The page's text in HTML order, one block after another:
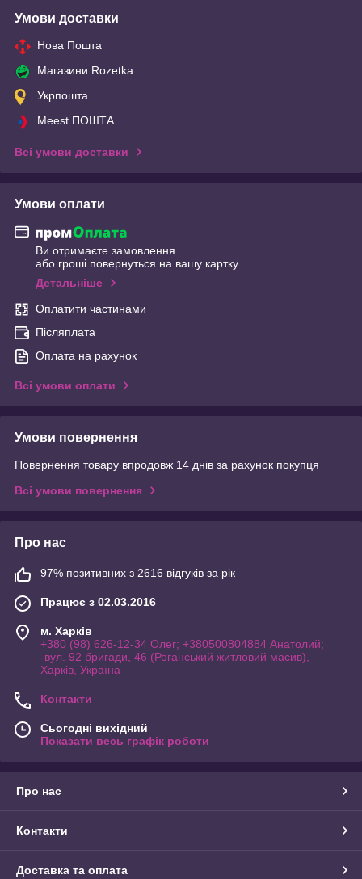
Умови доставки
Нова Пошта
Магазини Rozetka
Укрпошта
Meest ПОШТА
Всі умови доставки
Умови оплати
Ви отримаєте замовлення
або гроші повернуться на вашу картку
Детальніше
Оплатити частинами
Післяплата
Оплата на рахунок
Всі умови оплати
Умови повернення
Повернення товару впродовж 14 днів за рахунок покупця
Всі умови повернення
Про нас
97% позитивних з 2616 відгуків за рік
Працює з 02.03.2016
м. Харків
+380 (98) 626-12-34 Олег; +380500804884 Анатолий;
-вул. 92 бригади, 46 (Роганський житловий масив),
Харків, Україна
Контакти
Сьогодні вихідний
Показати весь графік роботи
Про нас
Контакти
Доставка та оплата